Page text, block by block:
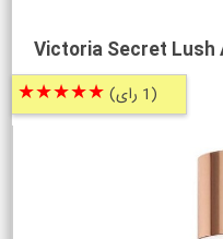
Victoria Secret Lush
(1 رای) ★★★★★